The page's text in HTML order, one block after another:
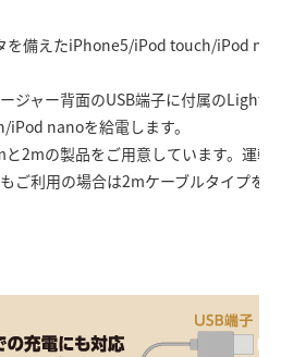
備えたiPhone5/iPod touch/iPod
ジャー背面のUSB端子に付属の
nanoを給電します。
と2mの製品をご用意しています。運
ご利用の場合は2mケーブルタイプを